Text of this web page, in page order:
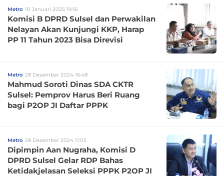
Metro 10 Januari 2025 19:16
Komisi B DPRD Sulsel dan Perwakilan
Nelayan Akan Kunjungi KKP, Harap
PP 11 Tahun 2023 Bisa Direvisi
Metro 28 Desember 2024 16:48
Mahmud Soroti Dinas SDA CKTR
Sulsel: Pemprov Harus Beri Ruang
bagi P2OP JI Daftar PPPK
Metro 28 Desember 2024 11:05
Dipimpin Aan Nugraha, Komisi D
DPRD Sulsel Gelar RDP Bahas
Ketidakjelasan Seleksi PPPK P2OP JI